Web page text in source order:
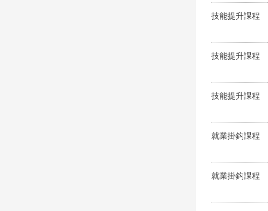
技能提升課程
技能提升課程
技能提升課程
就業掛鈎課程
就業掛鈎課程